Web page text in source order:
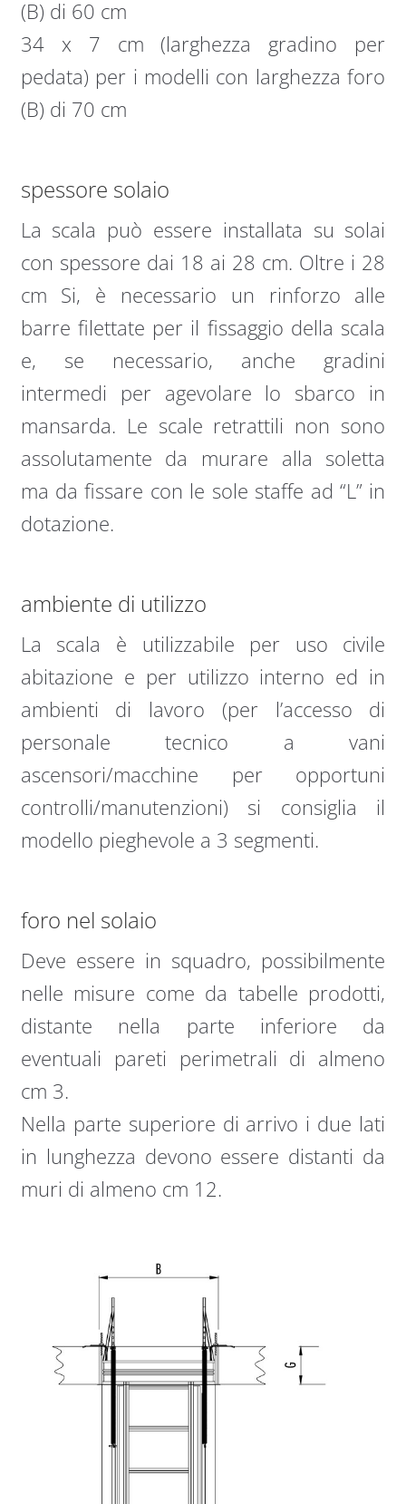
(B) di 60 cm
34 x 7 cm (larghezza gradino per
pedata) per i modelli con larghezza foro
(B) di 70 cm
spessore solaio
La scala può essere installata su solai
con spessore dai 18 ai 28 cm. Oltre i 28
cm Si, è necessario un rinforzo alle
barre filettate per il fissaggio della scala
e, se necessario, anche gradini
intermedi per agevolare lo sbarco in
mansarda. Le scale retrattili non sono
assolutamente da murare alla soletta
ma da fissare con le sole staffe ad “L” in
dotazione.
ambiente di utilizzo
La scala è utilizzabile per uso civile
abitazione e per utilizzo interno ed in
ambienti di lavoro (per l’accesso di
personale tecnico a vani
ascensori/macchine per opportuni
controlli/manutenzioni) si consiglia il
modello pieghevole a 3 segmenti.
foro nel solaio
Deve essere in squadro, possibilmente
nelle misure come da tabelle prodotti,
distante nella parte inferiore da
eventuali pareti perimetrali di almeno
cm 3.
Nella parte superiore di arrivo i due lati
in lunghezza devono essere distanti da
muri di almeno cm 12.